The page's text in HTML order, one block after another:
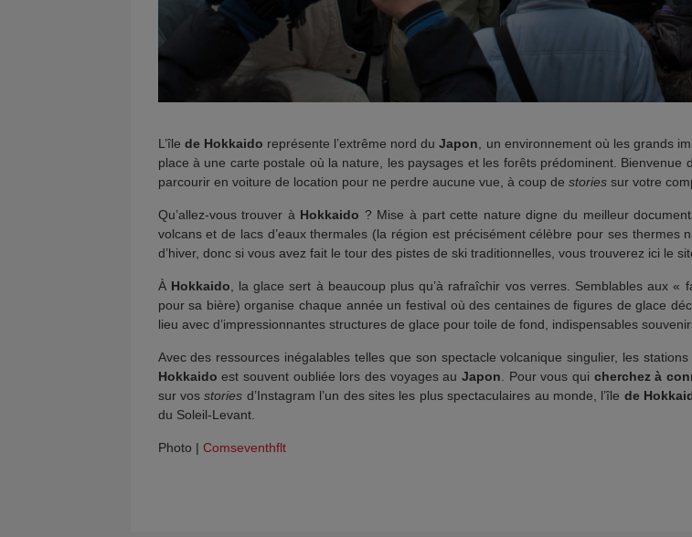
L’île de Hokkaido représente l’extrême nord duJapon , un environnement où les grands
place à une carte postale où la nature, les paysages et les forêts prédominent. Bienvenue
parcourir en voiture de location pour ne perdre aucune vue, à coup de storiessur votre
Qu’allez-vous trouver à Hokkaido ? Mise à part cette nature digne du meilleur
volcans et de lacs d’eaux thermales (la région est précisément célèbre pour ses thermes
d’hiver, donc si vous avez fait le tour des pistes de ski traditionnelles, vous trouverez ici le
À Hokkaido , la glace sert à beaucoup plus qu’à rafraîchir vos verres. Semblables aux «
pour sa bière) organise chaque année un festival où des centaines de figures de glace
lieu avec d’impressionnantes structures de glace pour toile de fond, indispensables
Avec des ressources inégalables telles que son spectacle volcanique singulier, les
Hokkaido est souvent oubliée lors des voyages au Japon . Pour vous qui cherchez à
sur vosstories d’Instagram l’un des sites les plus spectaculaires au monde, l’île de
du Soleil-Levant.
Photo | Comseventhflt